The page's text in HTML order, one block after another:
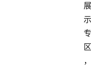
展
示
专
区
，